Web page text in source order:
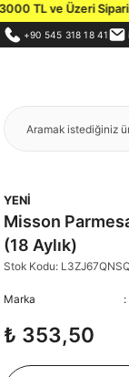
TL ve Üzeri
+90 545 318 18 41
YENİ
Misson
(18 Aylık)
Stok Kodu:
Marka
₺ 353,50